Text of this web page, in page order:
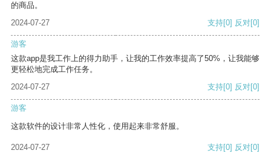
的商品。
2024-07-27
支持[0] 反对[0]
游客
这款app是我工作上的得力助手，让我的工作效率提高了50%，让我能够
更轻松地完成工作任务。
2024-07-27
支持[0] 反对[0]
游客
这款软件的设计非常人性化，使用起来非常舒服。
2024-07-27 支持[0] 反对[0]